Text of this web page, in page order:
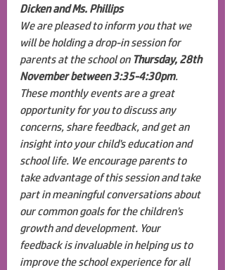
Dicken and Ms. Phillips
We are pleased to inform you that we
will be holding a drop-in session for
parents at the school on Thursday, 28th
November between 3:35-4:30pm.
These monthly events are a great
opportunity for you to discuss any
concerns, share feedback, and get an
insight into your child's education and
school life. We encourage parents to
take advantage of this session and take
part in meaningful conversations about
our common goals for the children's
growth and development. Your
feedback is invaluable in helping us to
improve the school experience for all